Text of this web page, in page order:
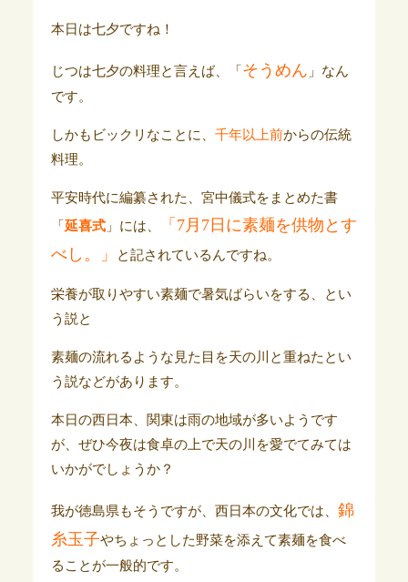
本日は七夕ですね！
じつは七夕の料理と言えば、「 そうめん 」なん
です。
しかもビックリなことに、 千年以上前からの伝統
料理。
平安時代に編纂された、宮中儀式をまとめた書
「 延喜式」には、
「7月7日に素麺を供物とす
べし。」
と記されているんですね。
栄養が取りやすい素麺で暑気ばらいをする、とい
う説と
素麺の流れるような見た目を天の川と重ねたとい
う説などがあります。
本日の西日本、関東は雨の地域が多いようです
が、ぜひ今夜は食卓の上で天の川を愛でてみては
いかがでしょうか？
我が徳島県もそうですが、西日本の文化では、 錦
糸玉子やちょっとした野菜を添えて素麺を食べ
ることが一般的です。